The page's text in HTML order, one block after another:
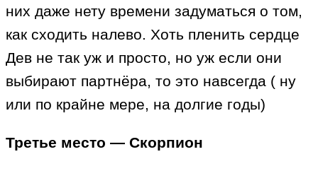
них даже нету времени задуматься о том,
как сходить налево. Хоть пленить сердце
Дев не так уж и просто, но уж если они
выбирают партнёра, то это навсегда ( ну
или по крайне мере, на долгие годы)
Третье место — Скорпион